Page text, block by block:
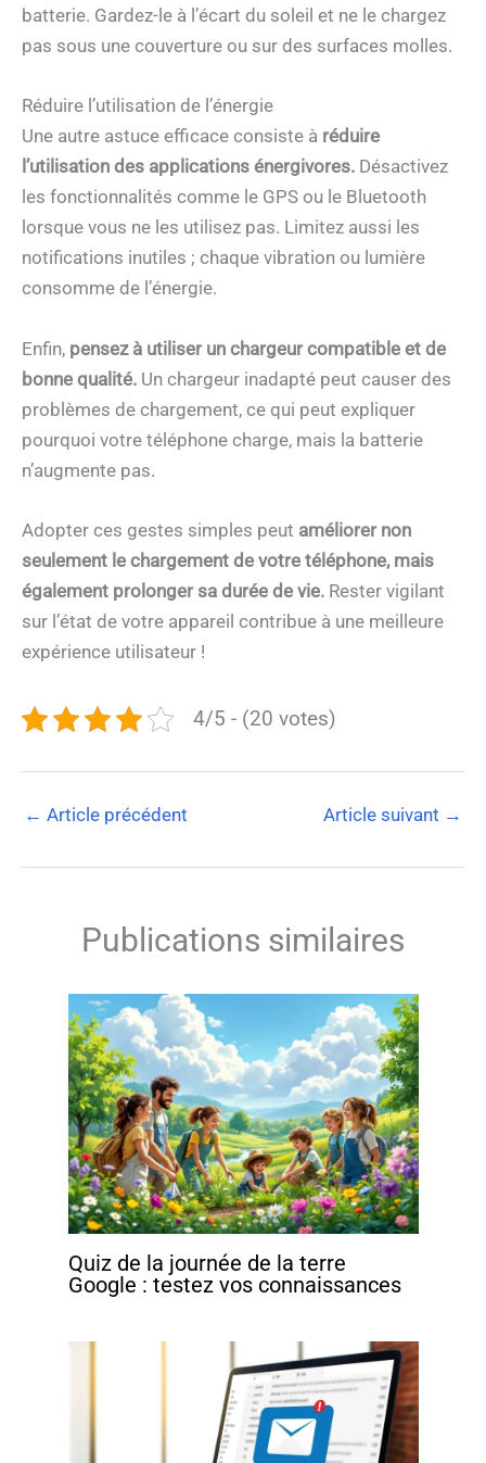
batterie. Gardez-le à l’écart du soleil et ne le chargez
pas sous une couverture ou sur des surfaces molles.
Réduire l’utilisation de l’énergie
Une autre astuce efficace consiste à réduire
l’utilisation des applications énergivores. Désactivez
les fonctionnalités comme le GPS ou le Bluetooth
lorsque vous ne les utilisez pas. Limitez aussi les
notifications inutiles ; chaque vibration ou lumière
consomme de l’énergie.
Enfin, pensez à utiliser un chargeur compatible et de
bonne qualité. Un chargeur inadapté peut causer des
problèmes de chargement, ce qui peut expliquer
pourquoi votre téléphone charge, mais la batterie
n’augmente pas.
Adopter ces gestes simples peut améliorer non
seulement le chargement de votre téléphone, mais
également prolonger sa durée de vie. Rester vigilant
sur l’état de votre appareil contribue à une meilleure
expérience utilisateur !
4/5 - (20 votes)
← Article précédent Article suivant →
Publications similaires
Quiz de la journée de la terre
Google : testez vos connaissances